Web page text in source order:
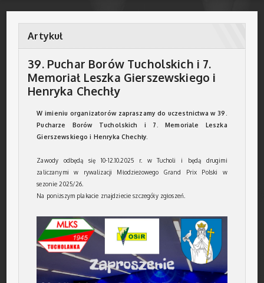
Artykuł
39. Puchar Borów Tucholskich i 7.
Memoriał Leszka Gierszewskiego i
Henryka Chechły
W imieniu organizatorów zapraszamy do uczestnictwa w 39.
Pucharze Borów Tucholskich i 7. Memoriale Leszka
Gierszewskiego i Henryka Chechły.
Zawody odbędą się 10-12.10.2025 r. w Tucholi i będą drugimi
zaliczanymi w rywalizacji Młodzieżowego Grand Prix Polski w
sezonie 2025/26.
Na poniższym plakacie znajdziecie szczegóły zgłoszeń.